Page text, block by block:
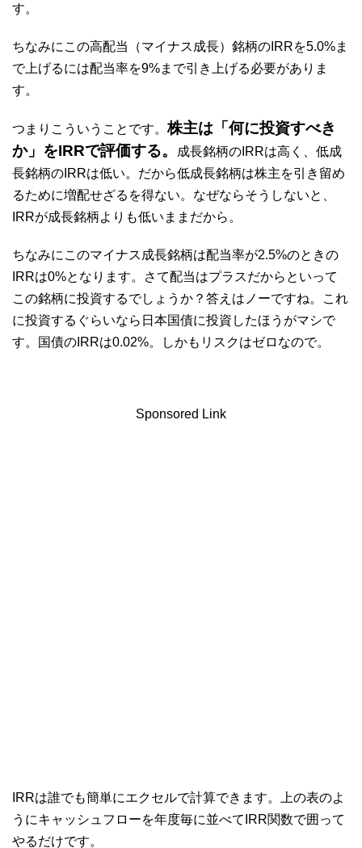
す。
ちなみにこの高配当（マイナス成長）銘柄のIRRを5.0%ま
で上げるには配当率を9%まで引き上げる必要がありま
す。
つまりこういうことです。株主は「何に投資すべき
か」をIRRで評価する。
成長銘柄のIRRは高く、低成
長銘柄のIRRは低い。だから低成長銘柄は株主を引き留め
るために増配せざるを得ない。なぜならそうしないと、
IRRが成長銘柄よりも低いままだから。
ちなみにこのマイナス成長銘柄は配当率が2.5%のときの
IRRは0%となります。さて配当はプラスだからといって
この銘柄に投資するでしょうか？答えはノーですね。これ
に投資するぐらいなら日本国債に投資したほうがマシで
す。国債のIRRは0.02%。しかもリスクはゼロなので。
Sponsored Link
IRRは誰でも簡単にエクセルで計算できます。上の表のよ
うにキャッシュフローを年度毎に並べてIRR関数で囲って
やるだけです。